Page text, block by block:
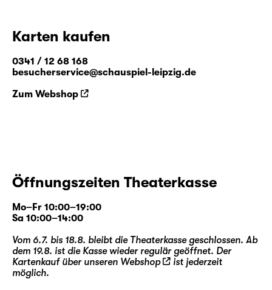
Karten kaufen
0341 / 12 68 168
besucherservice@schauspiel-leipzig.de
Zum Webshop
Öffnungszeiten Theaterkasse
Mo–Fr 10:00–19:00
Sa 10:00–14:00
Vom 6.7. bis 18.8. bleibt die Theaterkasse geschlossen. Ab
dem 19.8. ist die Kasse wieder regulär geöffnet. Der
Kartenkauf über unseren Webshop
ist jederzeit
möglich.